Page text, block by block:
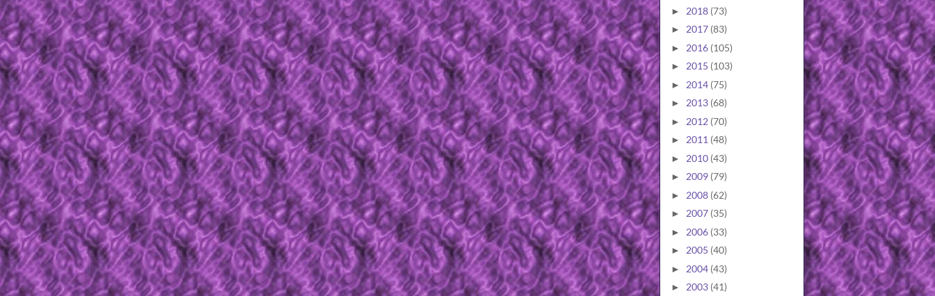
► 2018 (73)
► 2017 (83)
► 2016 (105)
► 2015 (103)
► 2014 (75)
► 2013 (68)
► 2012 (70)
► 2011 (48)
► 2010 (43)
► 2009 (79)
► 2008 (62)
► 2007 (35)
► 2006 (33)
► 2005 (40)
► 2004 (43)
► 2003 (41)